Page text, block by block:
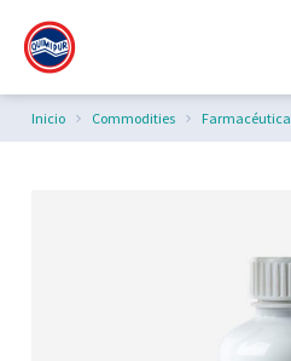
Estás aquí:
Inicio Commodities Farmacéutica